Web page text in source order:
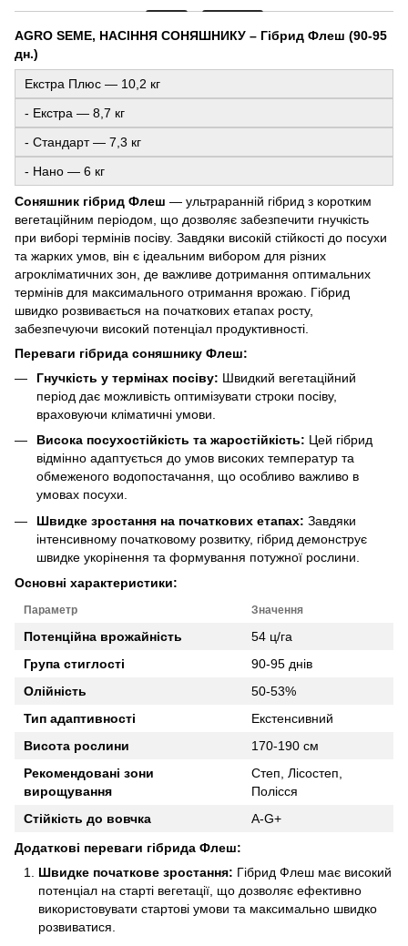
AGRO SEME, НАСІННЯ СОНЯШНИКУ – Гібрид Флеш (90-95
дн.)
Екстра Плюс — 10,2 кг
- Екстра — 8,7 кг
- Стандарт — 7,3 кг
- Нано — 6 кг
Соняшник гібрид Флеш — ультраранній гібрид з коротким
вегетаційним періодом, що дозволяє забезпечити гнучкість
при виборі термінів посіву. Завдяки високій стійкості до посухи
та жарких умов, він є ідеальним вибором для різних
агрокліматичних зон, де важливе дотримання оптимальних
термінів для максимального отримання врожаю. Гібрид
швидко розвивається на початкових етапах росту,
забезпечуючи високий потенціал продуктивності.
Переваги гібрида соняшнику Флеш:
Гнучкість у термінах посіву: Швидкий вегетаційний
період дає можливість оптимізувати строки посіву,
враховуючи кліматичні умови.
Висока посухостійкість та жаростійкість: Цей гібрид
відмінно адаптується до умов високих температур та
обмеженого водопостачання, що особливо важливо в
умовах посухи.
Швидке зростання на початкових етапах: Завдяки
інтенсивному початковому розвитку, гібрид демонструє
швидке укорінення та формування потужної рослини.
Основні характеристики:
Параметр Значення
Потенційна врожайність
54 ц/га
Група стиглості
90-95 днів
Олійність
50-53%
Тип адаптивності
Екстенсивний
Висота рослини
170-190 см
Рекомендовані зони
вирощування
Степ, Лісостеп,
Полісся
Стійкість до вовчка
A-G+
Додаткові переваги гібрида Флеш:
Швидке початкове зростання: Гібрид Флеш має високий
потенціал на старті вегетації, що дозволяє ефективно
використовувати стартові умови та максимально швидко
розвиватися.